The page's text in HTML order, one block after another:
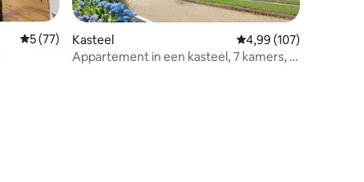
Gemiddelde beoordeling van 5 uit 5, 77 recensies
5 (77)
Kasteel Gemiddelde
4,99 (107)
Appartement in een kasteel, 7 kamers, 4